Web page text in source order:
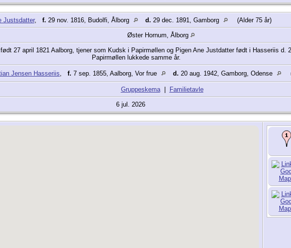
Justsdatter, f. 29 nov. 1816, Budolfi, Ålborg d. 29 dec. 1891, Gamborg (Alder 75 år)
Øster Hornum, Ålborg
27 april 1821 Aalborg, tjener som Kudsk i Papirmøllen og Pigen Ane Justdatter født i Hasseriis d.
Papirmøllen lukkede samme år.
Jensen Hasseriis, f. 7 sep. 1855, Aalborg, Vor frue d. 20 aug. 1942, Gamborg, Odense
Gruppeskema| Familietavle
6 jul. 2026